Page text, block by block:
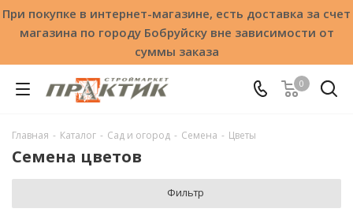
При покупке в интернет-магазине, есть доставка за счет
магазина по городу Бобруйску вне зависимости от
суммы заказа
0
Главная - Каталог - Сад и огород - Семена - Цветы
Семена цветов
Фильтр